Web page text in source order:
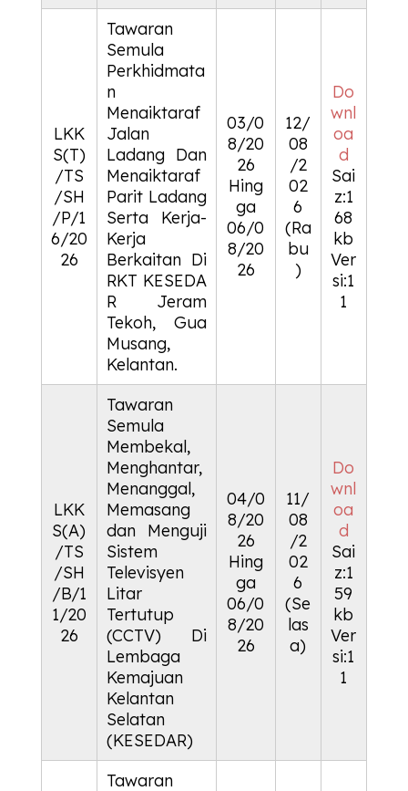
LKK
S(T)
/TS
/SH
/P/1
6/20
26
Tawaran
Semula
Perkhidmata
n
Menaiktaraf
Jalan
Ladang Dan
Menaiktaraf
Parit Ladang
Serta Kerja-
Kerja
Berkaitan Di
RKT KESEDA
RJeram
Tekoh, Gua
Musang,
Kelantan.
03/0
8/20
26
Hing
ga
06/0
8/20
26
12/
08
/2
02
6
(Ra
bu
)
Do
wnl
oa
d
Sai
z:1
68
kb
Ver
si:1
1
LKK
S(A)
/TS
/SH
/B/1
1/20
26
Tawaran
Semula
Membekal,
Menghantar,
Menanggal,
Memasang
dan Menguji
Sistem
Televisyen
Litar
Tertutup
(CCTV) Di
Lembaga
Kemajuan
Kelantan
Selatan
(KESEDAR)
04/0
8/20
26
Hing
ga
06/0
8/20
26
11/
08
/2
02
6
(Se
las
a)
Do
wnl
oa
d
Sai
z:1
59
kb
Ver
si:1
1
Tawaran